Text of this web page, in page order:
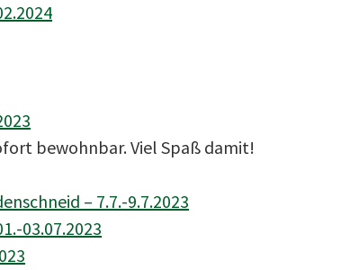
bewohnbar. Viel Spaß damit!
– 7.7.-9.7.2023
03.07.2023